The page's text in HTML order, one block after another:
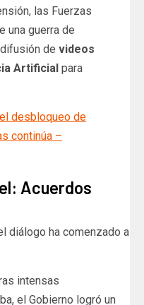
las Fuerzas
una guerra de
de videos
Artificial para
desbloqueo de
continúa –
Acuerdos
diálogo ha comenzado a
intensas
el Gobierno logró un